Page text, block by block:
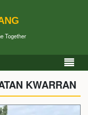
Together
KWARRAN